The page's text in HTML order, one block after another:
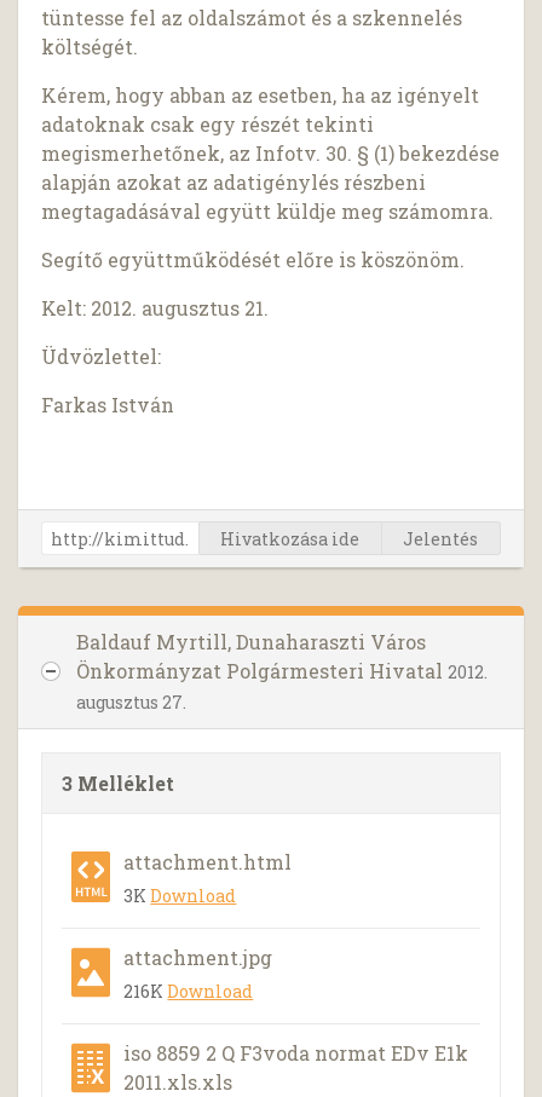
tüntesse fel az oldalszámot és a szkennelés
költségét.
Kérem, hogy abban az esetben, ha az igényelt
adatoknak csak egy részét tekinti
megismerhetőnek, az Infotv. 30. § (1) bekezdése
alapján azokat az adatigénylés részbeni
megtagadásával együtt küldje meg számomra.
Segítő együttműködését előre is köszönöm.
Kelt: 2012. augusztus 21.
Üdvözlettel:
Farkas István
Hivatkozása ide Jelentés
Baldauf Myrtill, Dunaharaszti Város
Önkormányzat Polgármesteri Hivatal 2012.
augusztus 27.
3 Melléklet
attachment.html
3KDownload
attachment.jpg
216KDownload
iso 8859 2 Q F3voda normat EDv E1k
2011.xls.xls